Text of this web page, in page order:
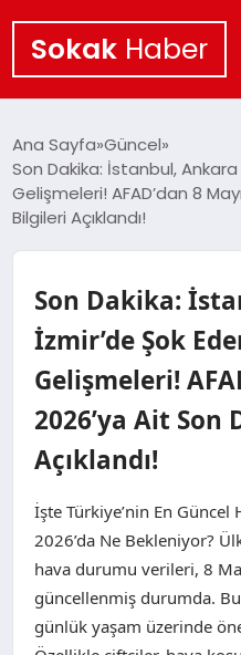
Sokak Haber
EKONOMI
GÜNCEL
KÜLTÜR SANAT
SAĞLIK
TEKNOLOJI
Ana Sayfa Güncel
Son Dakika: İstanbul,
Gelişmeleri! AFAD’dan 8
Bilgileri Açıklandı!
Son Dakika:
İzmir’de Şok
Gelişmeleri!
2026’ya Ait
Açıklandı!
İşte Türkiye’nin En
2026’da Ne Bekleniyor?
hava durumu verileri, 8
güncellenmiş durumda.
günlük yaşam üzerinde